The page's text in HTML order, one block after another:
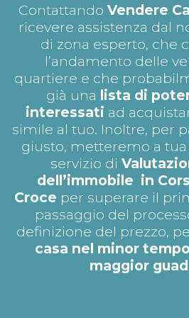
Contattando Vendere
ricevere assistenza dal
di zona esperto, che
l’andamento delle
quartiere e che
già una lista di
interessati ad
simile al tuo. Inoltre, per
giusto, metteremo a
servizio di
dell’immobile in
Croce per superare il
passaggio del
definizione del prezzo,
casa nel minor
maggior